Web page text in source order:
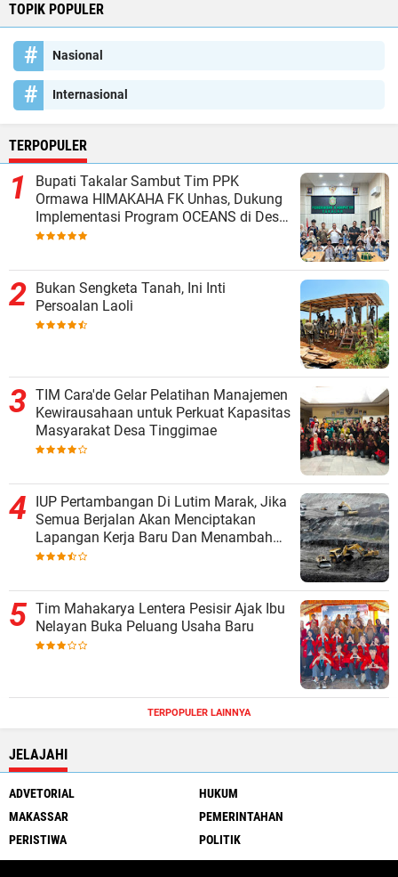
TOPIK POPULER
Nasional
Internasional
TERPOPULER
Bupati Takalar Sambut Tim PPK
Ormawa HIMAKAHA FK Unhas, Dukung
Implementasi Program OCEANS di Desa
Popo
Bukan Sengketa Tanah, Ini Inti
Persoalan Laoli
TIM Cara'de Gelar Pelatihan Manajemen
Kewirausahaan untuk Perkuat Kapasitas
Masyarakat Desa Tinggimae
IUP Pertambangan Di Lutim Marak, Jika
Semua Berjalan Akan Menciptakan
Lapangan Kerja Baru Dan Menambah
Pendapatan Daerah
Tim Mahakarya Lentera Pesisir Ajak Ibu
Nelayan Buka Peluang Usaha Baru
TERPOPULER LAINNYA
JELAJAHI
ADVETORIAL
HUKUM
MAKASSAR
PEMERINTAHAN
PERISTIWA
POLITIK